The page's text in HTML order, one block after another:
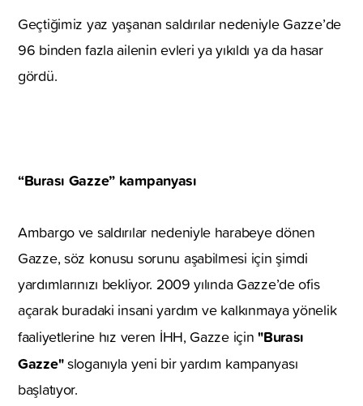
Geçtiğimiz yaz yaşanan saldırılar nedeniyle Gazze’de
96 binden fazla ailenin evleri ya yıkıldı ya da hasar
gördü.
“Burası Gazze” kampanyası
Ambargo ve saldırılar nedeniyle harabeye dönen
Gazze, söz konusu sorunu aşabilmesi için şimdi
yardımlarınızı bekliyor. 2009 yılında Gazze’de ofis
açarak buradaki insani yardım ve kalkınmaya yönelik
faaliyetlerine hız veren İHH, Gazze için"Burası
Gazze"sloganıyla yeni bir yardım kampanyası
başlatıyor.